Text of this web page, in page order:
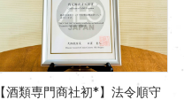
【酒類専門商社初*】法令順守